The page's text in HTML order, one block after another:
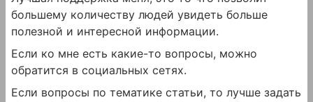
большему количеству людей увидеть больше
полезной и интересной информации.
Если ко мне есть какие-то вопросы, можно
обратится в социальных сетях.
Если вопросы по тематике статьи, то лучше задать